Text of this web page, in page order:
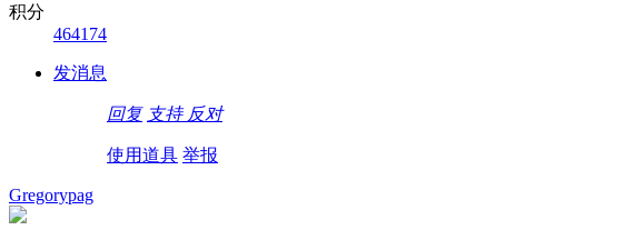
积分
464174
发消息
回复 支持 反对
使用道具 举报
Gregorypag